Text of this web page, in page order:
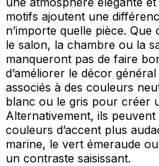
motifs ajoutent une
n’importe quelle pièce.
le salon, la chambre ou la
manqueront pas de faire
d’améliorer le décor
associés à des couleurs
blanc ou le gris pour créer
Alternativement, ils peuvent
couleurs d’accent plus
marine, le vert émeraude
un contraste saisissant.